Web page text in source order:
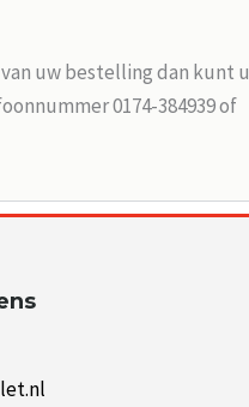
uw bestelling dan kunt u
0174-384939 of